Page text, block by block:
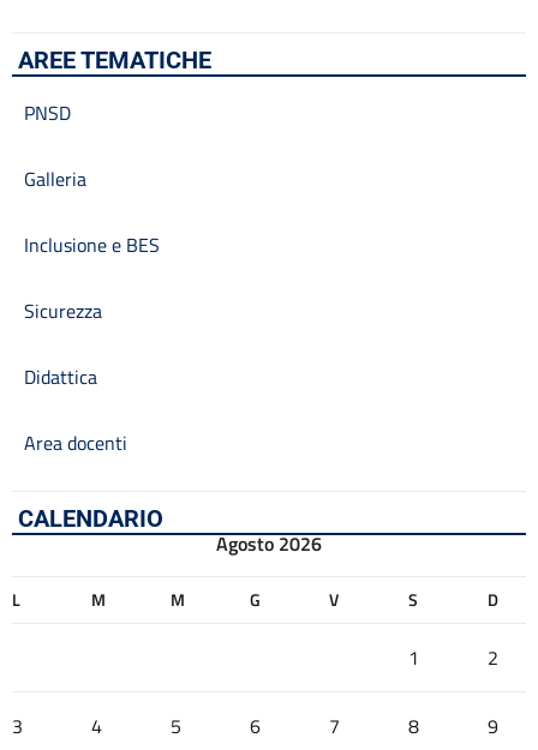
AREE TEMATICHE
PNSD
Galleria
Inclusione e BES
Sicurezza
Didattica
Area docenti
CALENDARIO
Agosto 2026
L M M G V S D
1 2
3 4 5 6 7 8 9